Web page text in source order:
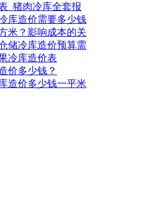
_猪肉冷库全套报
库造价需要多少钱
米？影响成本的关
储冷库造价预算需
冷库造价表
价多少钱？
造价多少钱一平米